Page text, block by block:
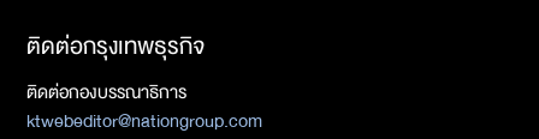
ติดต่อกรุงเทพธุรกิจ
ติดต่อกองบรรณาธิการ
ktwebeditor@nationgroup.com